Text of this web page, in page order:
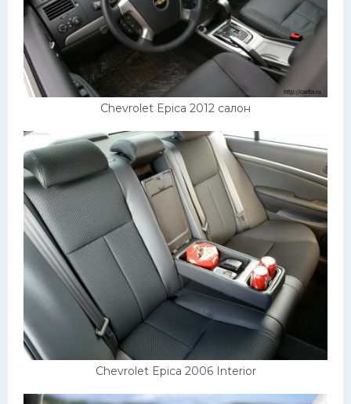
Chevrolet Epica 2012 салон
Chevrolet Epica 2006 Interior